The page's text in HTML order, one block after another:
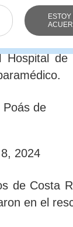
al
una
Hospital de
de
2024
de Costa
en el
ESTOY